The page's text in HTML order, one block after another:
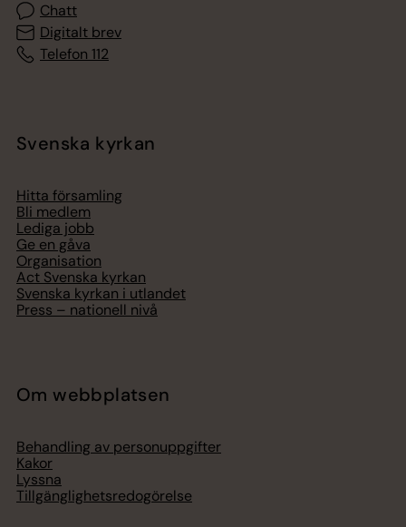
Chatt
Digitalt brev
Telefon 112
Svenska kyrkan
Hitta församling
Bli medlem
Lediga jobb
Ge en gåva
Organisation
Act Svenska kyrkan
Svenska kyrkan i utlandet
Press – nationell nivå
Om webbplatsen
Behandling av personuppgifter
Kakor
Lyssna
Tillgänglighetsredogörelse